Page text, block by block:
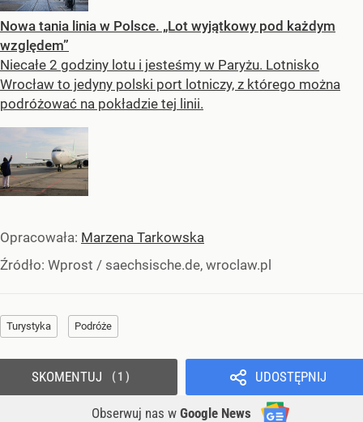
Nowa tania linia w Polsce. „Lot wyjątkowy pod każdym
względem”
Niecałe 2 godziny lotu i jesteśmy w Paryżu. Lotnisko
Wrocław to jedyny polski port lotniczy, z którego można
podróżować na pokładzie tej linii.
Opracowała: Marzena Tarkowska
Źródło: Wprost / saechsische.de, wroclaw.pl
Turystyka Podróże
UDOSTĘPNIJ
Obserwuj nas w Google News
SKOMENTUJ 1